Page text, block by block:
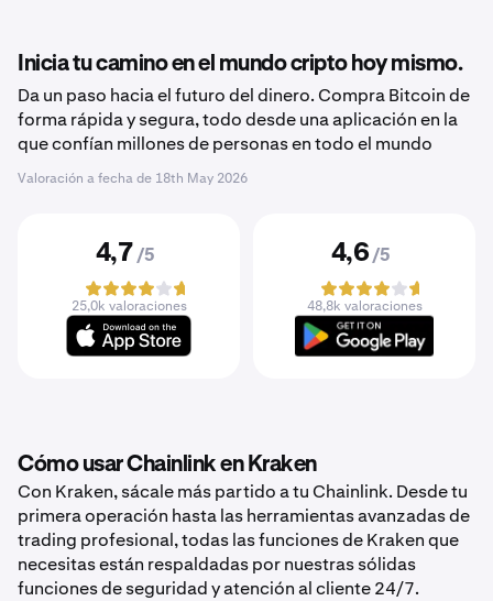
Inicia tu camino en el mundo cripto hoy mismo.
Da un paso hacia el futuro del dinero. Compra Bitcoin de
forma rápida y segura, todo desde una aplicación en la
que confían millones de personas en todo el mundo
Valoración a fecha de 18th May 2026
4,7 /5
25,0k valoraciones
4,6 /5
48,8k valoraciones
Cómo usar Chainlink en Kraken
Con Kraken, sácale más partido a tu Chainlink. Desde tu
primera operación hasta las herramientas avanzadas de
trading profesional, todas las funciones de Kraken que
necesitas están respaldadas por nuestras sólidas
funciones de seguridad y atención al cliente 24/7.